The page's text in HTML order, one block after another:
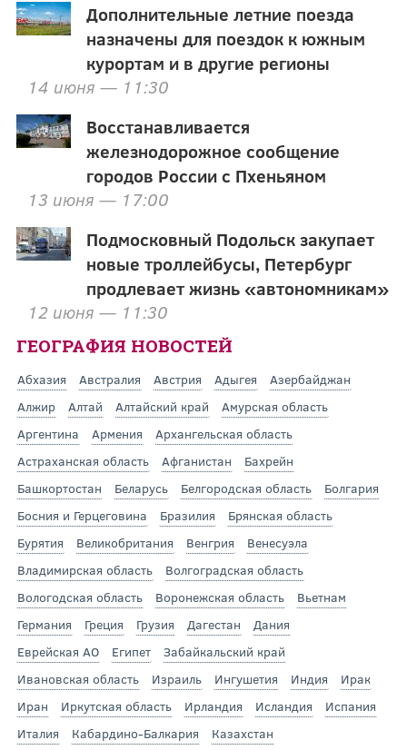
Дополнительные летние поезда
назначены для поездок к южным
курортам и в другие регионы
14 июня — 11:30
Восстанавливается
железнодорожное сообщение
городов России с Пхеньяном
13 июня — 17:00
Подмосковный Подольск закупает
новые троллейбусы, Петербург
продлевает жизнь «автономникам»
12 июня — 11:30
ГЕОГРАФИЯ НОВОСТЕЙ
Абхазия Австралия Австрия Адыгея
Азербайджан
Алжир
Алтай Алтайский край
Амурская область
Аргентина
Армения
Архангельская область
Астраханская область
Афганистан
Бахрейн
Башкортостан
Беларусь Белгородская область
Болгария
Босния и Герцеговина
Бразилия
Брянская область
Бурятия
Великобритания Венгрия
Венесуэла
Владимирская область
Волгоградская область
Вологодская область
Воронежская область
Вьетнам
Германия
Греция Грузия Дагестан
Дания
Еврейская АО
Египет
Забайкальский край
Ивановская область
Израиль Ингушетия Индия
Ирак
Иран
Иркутская область Ирландия Исландия
Испания
Италия
Кабардино-Балкария Казахстан